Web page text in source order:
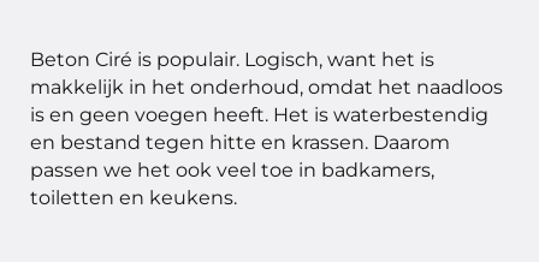
Beton Ciré is populair. Logisch, want het is
makkelijk in het onderhoud, omdat het naadloos
is en geen voegen heeft. Het is waterbestendig
en bestand tegen hitte en krassen. Daarom
passen we het ook veel toe in badkamers,
toiletten en keukens.